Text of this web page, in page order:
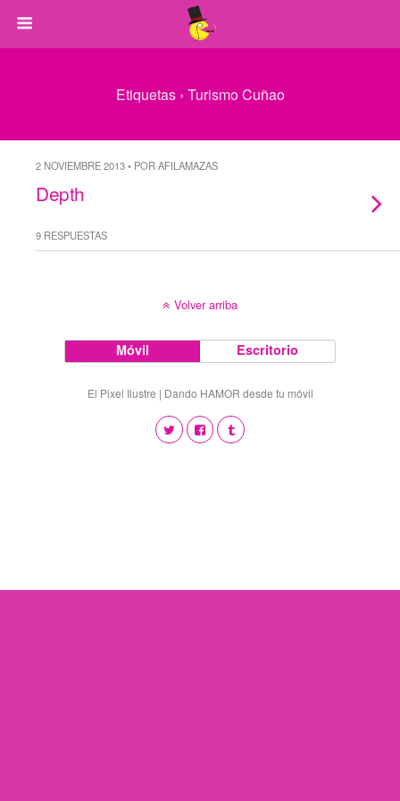
Etiquetas › Turismo Cuñao
2 NOVIEMBRE 2013 • POR AFILAMAZAS
Depth
9 RESPUESTAS
Volver arriba
Móvil Escritorio
El Pixel Ilustre | Dando HAMOR desde tu móvil